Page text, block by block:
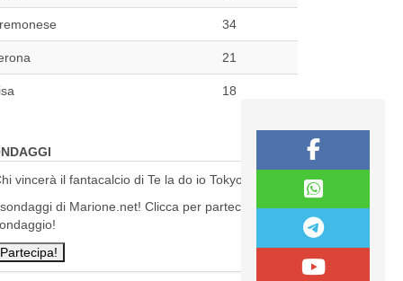
34
21
18
vincerà il fantacalcio di Te la do io Tokyo?
di Marione.net! Clicca per partecipare al